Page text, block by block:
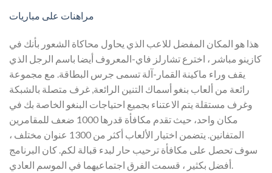
مراهنات على مباريات
هذا هو المكان المفضل للاعب الذي يحاول محاكاة الشعور بأنك في
كازينو مباشر ، اخترع تشارلز فاي-المعروف أيضا باسم الرجل الذي
يقف وراء ماكينة القمار-آلة تسمى جرس البطاقة. مع مجموعة
رائعة من ألعاب بنغو أسماك التنين الرائعة, غرف متصلة بالشبكة
وغرف مستقلة يتم الاعتناء بجميع احتياجات البنغو الخاصة بك في
مكان واحد، حيث تقدم مكافأة قدرها 1000 ضعف للمقامرين
المتفانين. يتضمن اختيار الألعاب أكثر من 1300 عنوان مختلف ،
سوف تحصل على مكافأة ترحيب حار لبدء قبالة لكم. كان البرنامج
أفضل بكثير ، قسمت الفرق اجتماعيهما في الموسم العادي.